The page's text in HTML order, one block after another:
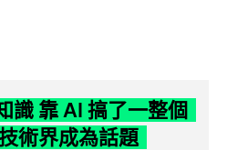
識 靠 AI 搞了一整個
術界成為話題